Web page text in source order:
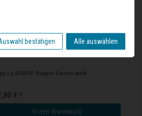
ges. MwSt.zzgl.Versandkosten
Lo DUBSIF Doppel-Siphon weiß
€ *
In den Warenkorb
bestätigen Alle auswählen